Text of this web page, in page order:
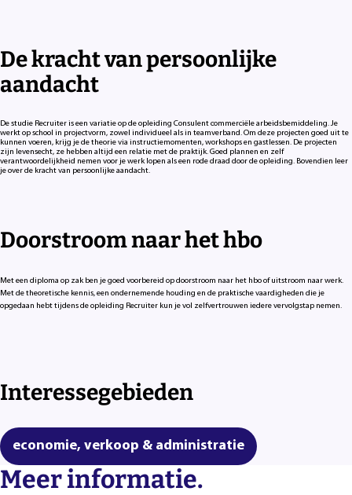
De kracht van persoonlijke
aandacht
De studie Recruiter is een variatie op de opleiding Consulent commerciële arbeidsbemiddeling. Je
werkt op school in projectvorm, zowel individueel als in teamverband. Om deze projecten goed uit te
kunnen voeren, krijg je de theorie via instructiemomenten, workshops en gastlessen. De projecten
zijn levensecht, ze hebben altijd een relatie met de praktijk. Goed plannen en zelf
verantwoordelijkheid nemen voor je werk lopen als een rode draad door de opleiding. Bovendien leer
je over de kracht van persoonlijke aandacht.
Doorstroom naar het hbo
Met een diploma op zak ben je goed voorbereid op doorstroom naar het hbo of uitstroom naar werk.
Met de theoretische kennis, een ondernemende houding en de praktische vaardigheden die je
opgedaan hebt tijdens de opleiding Recruiter kun je vol zelfvertrouwen iedere vervolgstap nemen.
Interessegebieden
economie, verkoop & administratie
Meer informatie.